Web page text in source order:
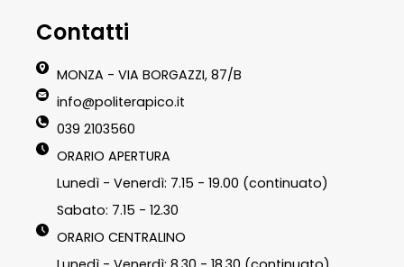
Contatti
MONZA - VIA BORGAZZI, 87/B
info@politerapico.it
039 2103560
ORARIO APERTURA
Lunedì - Venerdì: 7.15 - 19.00 (continuato)
Sabato: 7.15 - 12.30
ORARIO CENTRALINO